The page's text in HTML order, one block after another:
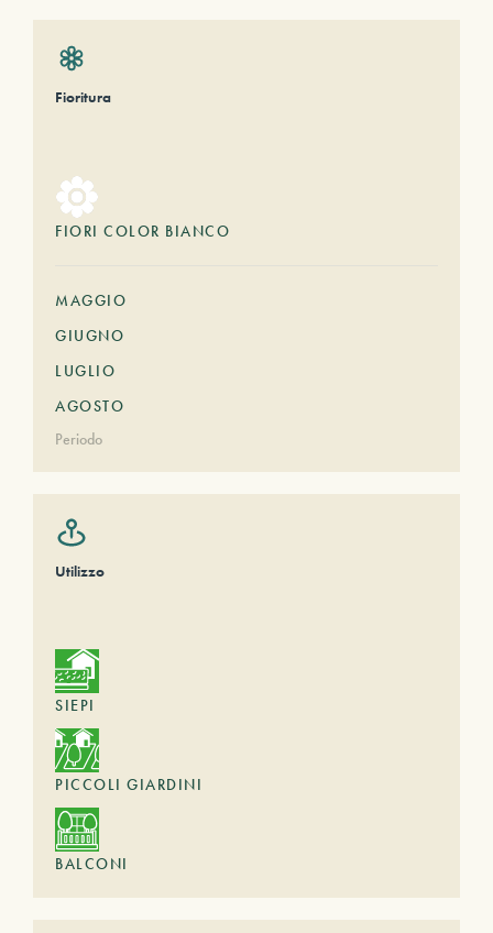
Fioritura
FIORI COLOR BIANCO
MAGGIO
GIUGNO
LUGLIO
AGOSTO
Periodo
Utilizzo
SIEPI
PICCOLI GIARDINI
BALCONI